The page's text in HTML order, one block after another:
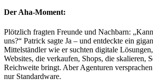
Der Aha-Moment:
Plötzlich fragten Freunde und Nachbarn:
uns?“ Patrick sagte Ja – und entdeckte ein
Mittelständler wie er suchten digitale
Websites, die verkaufen, Shops, die skalieren,
Reichweite bringt. Aber Agenturen
nur Standardware.